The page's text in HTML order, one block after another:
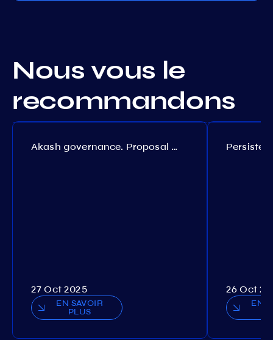
Nous vous le
recommandons
Akash governance. Proposal №308
27 Oct 2025
EN SAVOIR
PLUS
26 Oct
EN